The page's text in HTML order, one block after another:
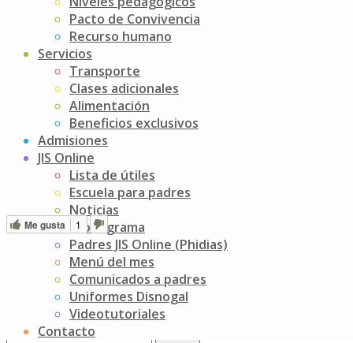
Pacto de Convivencia
Recurso humano
Servicios
Transporte
Clases adicionales
Alimentación
Beneficios exclusivos
Admisiones
JIS Online
Lista de útiles
Escuela para padres
Noticias
Cronograma
Padres JIS Online (Phidias)
Menú del mes
Comunicados a padres
Uniformes Disnogal
Videotutoriales
Contacto
[featured_image]
Descargar
Versión
Descargar157
Tamaño del archivo303.18 KB
Recuento de archivos
Fecha de creación12 enero, 2023
Última actualización
CRONOGRAMA ACADEMICO 2023
Me gusta 1
navigation
Política de tratamiento de datos personales
LISTADOS DE MATERIALES K1 – 2026
Buscar
Search